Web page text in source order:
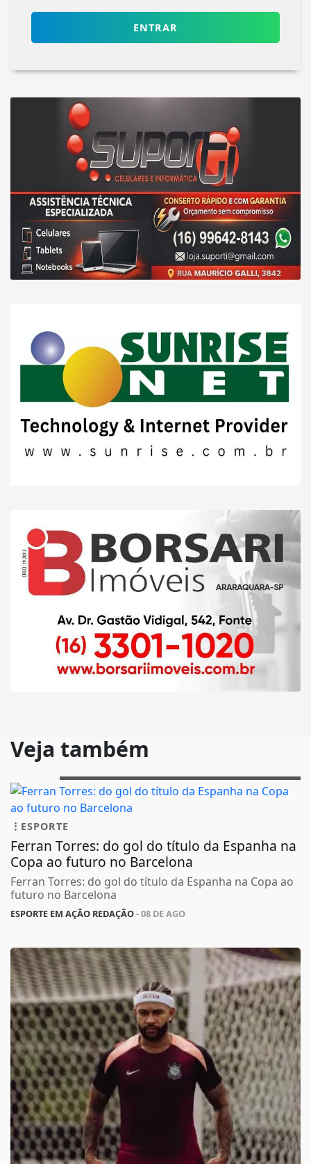
ENTRAR
Veja também
ESPORTE
Ferran Torres: do gol do título da Espanha na
Copa ao futuro no Barcelona
Ferran Torres: do gol do título da Espanha na Copa ao
futuro no Barcelona
ESPORTE EM AÇÃO REDAÇÃO- 08 DE AGO